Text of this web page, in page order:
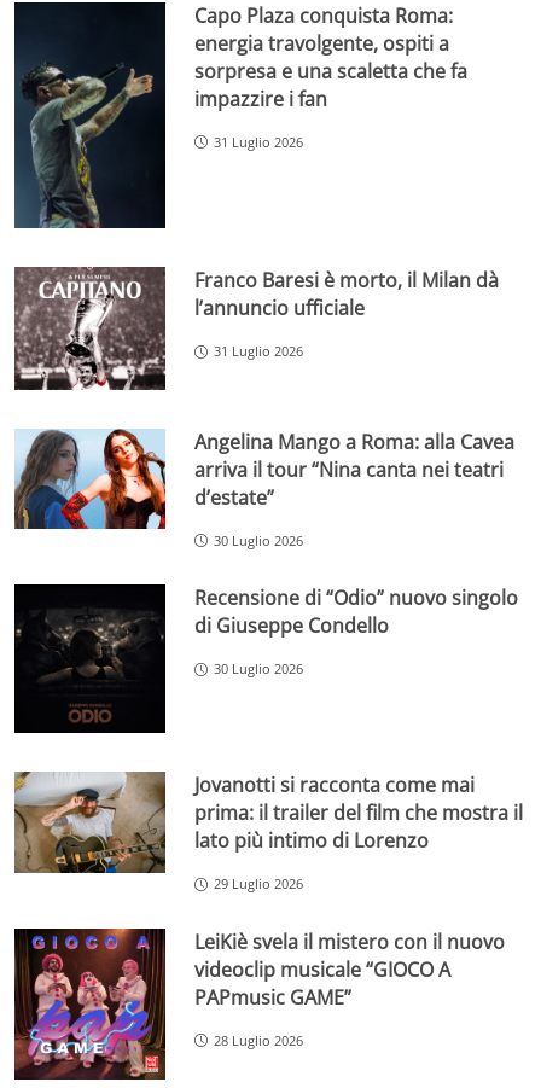
Capo Plaza conquista Roma:
energia travolgente, ospiti a
sorpresa e una scaletta che fa
impazzire i fan
31 Luglio 2026
Franco Baresi è morto, il Milan dà
l’annuncio ufficiale
31 Luglio 2026
Angelina Mango a Roma: alla Cavea
arriva il tour “Nina canta nei teatri
d’estate”
30 Luglio 2026
Recensione di “Odio” nuovo singolo
di Giuseppe Condello
30 Luglio 2026
Jovanotti si racconta come mai
prima: il trailer del film che mostra il
lato più intimo di Lorenzo
29 Luglio 2026
LeiKiè svela il mistero con il nuovo
videoclip musicale “GIOCO A
PAPmusic GAME”
28 Luglio 2026